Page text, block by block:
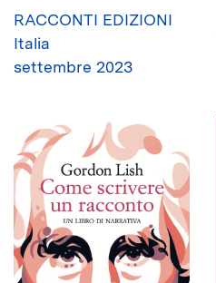
RACCONTI EDIZIONI
Italia
settembre 2023